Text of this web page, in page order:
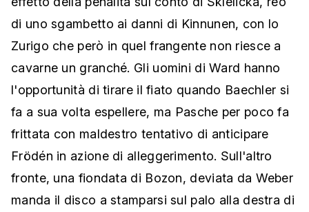
di uno sgambetto ai danni di Kinnunen, con lo
Zurigo che però in quel frangente non riesce a
cavarne un granché. Gli uomini di Ward hanno
l'opportunità di tirare il fiato quando Baechler si
fa a sua volta espellere, ma Pasche per poco fa
frittata con maldestro tentativo di anticipare
Frödén in azione di alleggerimento. Sull'altro
fronte, una fiondata di Bozon, deviata da Weber
manda il disco a stamparsi sul palo alla destra di